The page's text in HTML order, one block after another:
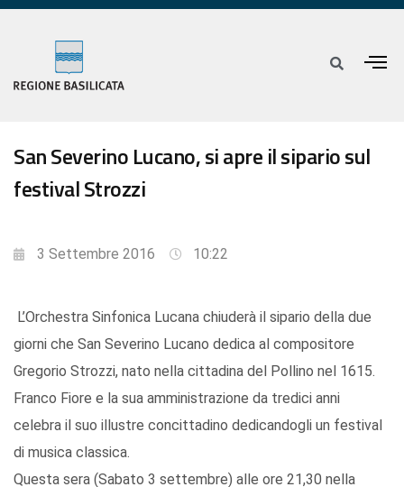
San Severino Lucano, si apre il sipario sul
festival Strozzi
3 Settembre 2016 10:22
L’Orchestra Sinfonica Lucana chiuderà il sipario della due
giorni che San Severino Lucano dedica al compositore
Gregorio Strozzi, nato nella cittadina del Pollino nel 1615.
Franco Fiore e la sua amministrazione da tredici anni
celebra il suo illustre concittadino dedicandogli un festival
di musica classica.
Questa sera (Sabato 3 settembre) alle ore 21,30 nella